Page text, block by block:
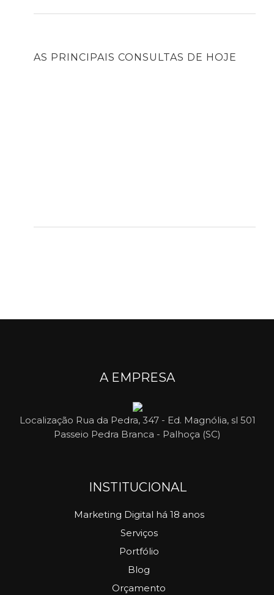
AS PRINCIPAIS CONSULTAS DE HOJE
A EMPRESA
Localização Rua da Pedra, 347 - Ed. Magnólia, sl 501
Passeio Pedra Branca - Palhoça (SC)
INSTITUCIONAL
Marketing Digital há 18 anos
Serviços
Portfólio
Blog
Orçamento